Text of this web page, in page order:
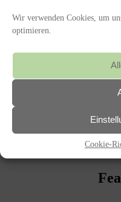
Wir verwenden Cookies, um
optimieren.
Cookie-
« TOLLER